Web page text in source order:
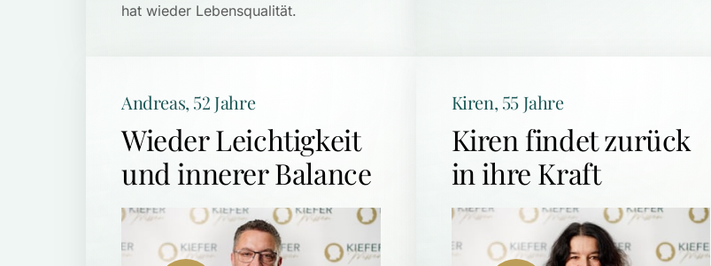
hat wieder Lebensqualität.
Andreas, 52 Jahre
Wieder Leichtigkeit
und innerer Balance
Kiren, 55 Jahre
Kiren findet zurück
in ihre Kraft